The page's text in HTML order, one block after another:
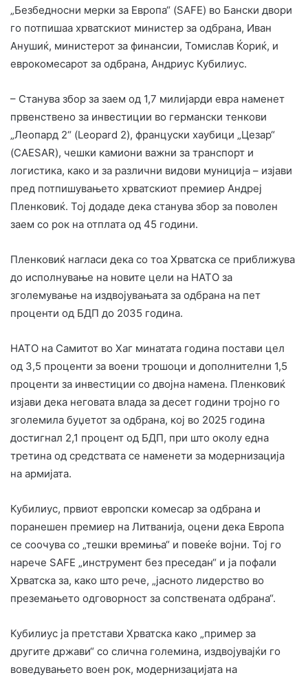
„Безбедносни мерки за Европа“ (SAFE) во Бански двори
го потпишаа хрватскиот министер за одбрана, Иван
Анушиќ, министерот за финансии, Томислав Ќориќ, и
еврокомесарот за одбрана, Андриус Кубилиус.
– Станува збор за заем од 1,7 милијарди евра наменет
првенствено за инвестиции во германски тенкови
„Леопард 2“ (Leopard 2), француски хаубици „Цезар“
(CAESAR), чешки камиони важни за транспорт и
логистика, како и за различни видови муниција – изјави
пред потпишувањето хрватскиот премиер Андреј
Пленковиќ. Тој додаде дека станува збор за поволен
заем со рок на отплата од 45 години.
Пленковиќ нагласи дека со тоа Хрватска се приближува
до исполнување на новите цели на НАТО за
зголемување на издвојувањата за одбрана на пет
проценти од БДП до 2035 година.
НАТО на Самитот во Хаг минатата година постави цел
од 3,5 проценти за воени трошоци и дополнителни 1,5
проценти за инвестиции со двојна намена. Пленковиќ
изјави дека неговата влада за десет години тројно го
зголемила буџетот за одбрана, кој во 2025 година
достигнал 2,1 процент од БДП, при што околу една
третина од средствата се наменети за модернизација
на армијата.
Кубилиус, првиот европски комесар за одбрана и
поранешен премиер на Литванија, оцени дека Европа
се соочува со „тешки времиња“ и повеќе војни. Тој го
нарече SAFE „инструмент без преседан“ и ја пофали
Хрватска за, како што рече, „јасното лидерство во
преземањето одговорност за сопствената одбрана“.
Кубилиус ја претстави Хрватска како „пример за
другите држави“ со слична големина, издвојувајќи го
воведувањето воен рок, модернизацијата на